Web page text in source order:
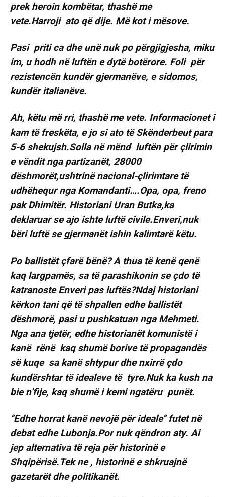
prek heroin kombëtar, thashë me
vete.Harroji ato që dije. Më kot i mësove.
Pasi priti ca dhe unë nuk po përgjigjesha, miku
im, u hodh në luftën e dytë botërore. Foli për
rezistencën kundër gjermanëve, e sidomos,
kundër italianëve.
Ah, këtu më rri, thashë me vete. Informacionet i
kam të freskëta, e jo si ato të Skënderbeut para
5-6 shekujsh.Solla në mënd luftën për çlirimin
e vëndit nga partizanët, 28000
dëshmorët,ushtrinë nacional-çlirimtare të
udhëhequr nga Komandanti….Opa, opa, freno
pak Dhimitër. Historiani Uran Butka,ka
deklaruar se ajo ishte luftë civile.Enveri,nuk
bëri luftë se gjermanët ishin kalimtarë këtu.
Po ballistët çfarë bënë? A thua të kenë qenë
kaq largpamës, sa të parashikonin se çdo të
katranoste Enveri pas luftës?Ndaj historiani
kërkon tani që të shpallen edhe ballistët
dëshmorë, pasi u pushkatuan nga Mehmeti.
Nga ana tjetër, edhe historianët komunistë i
kanë rënë kaq shumë borive të propagandës
së kuqe sa kanë shtypur dhe nxirrë çdo
kundërshtar të idealeve të tyre.Nuk ka kush na
bie n’fije, kaq shumë i kemi ngatëru punët.
‘’Edhe horrat kanë nevojë për ideale’’ futet në
debat edhe Lubonja.Por nuk qëndron aty. Ai
jep alternativa të reja për historinë e
Shqipërisë.Tek ne , historinë e shkruajnë
gazetarët dhe politikanët.